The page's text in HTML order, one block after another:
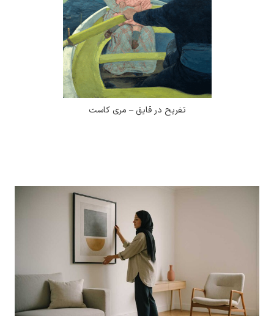
تفریح در قایق – مری کاست